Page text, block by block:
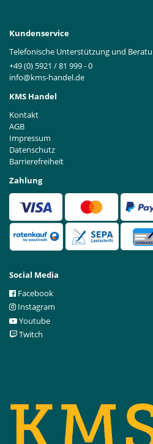
Kundenservice
Telefonische Unterstützung und
+49 (0) 5921 / 81 999 - 0
info@kms-handel.de
KMS Handel
Kontakt
AGB
Impressum
Datenschutz
Barrierefreiheit
Zahlung
Social Media
Facebook
Instagram
Youtube
Twitch